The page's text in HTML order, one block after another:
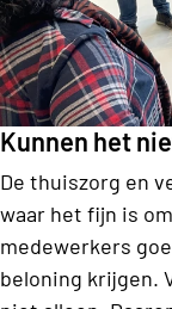
Kunnen het
De thuiszorg en
waar het fijn is
medewerkers
beloning krijgen.